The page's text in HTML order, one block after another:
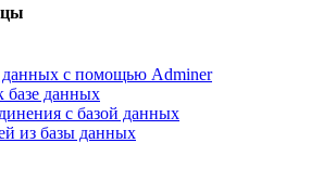
данных с помощью Adminer
базе данных
с базой данных
из базы данных